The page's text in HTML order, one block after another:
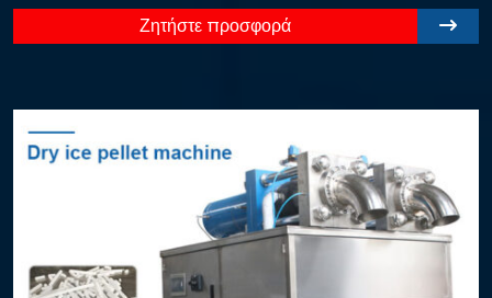
Ζητήστε προσφορά